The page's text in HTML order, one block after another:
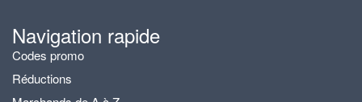
Navigation rapide
Codes promo
Réductions